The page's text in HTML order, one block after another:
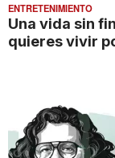
ENTRETENIMIENTO
Una vida sin
quieres vivir